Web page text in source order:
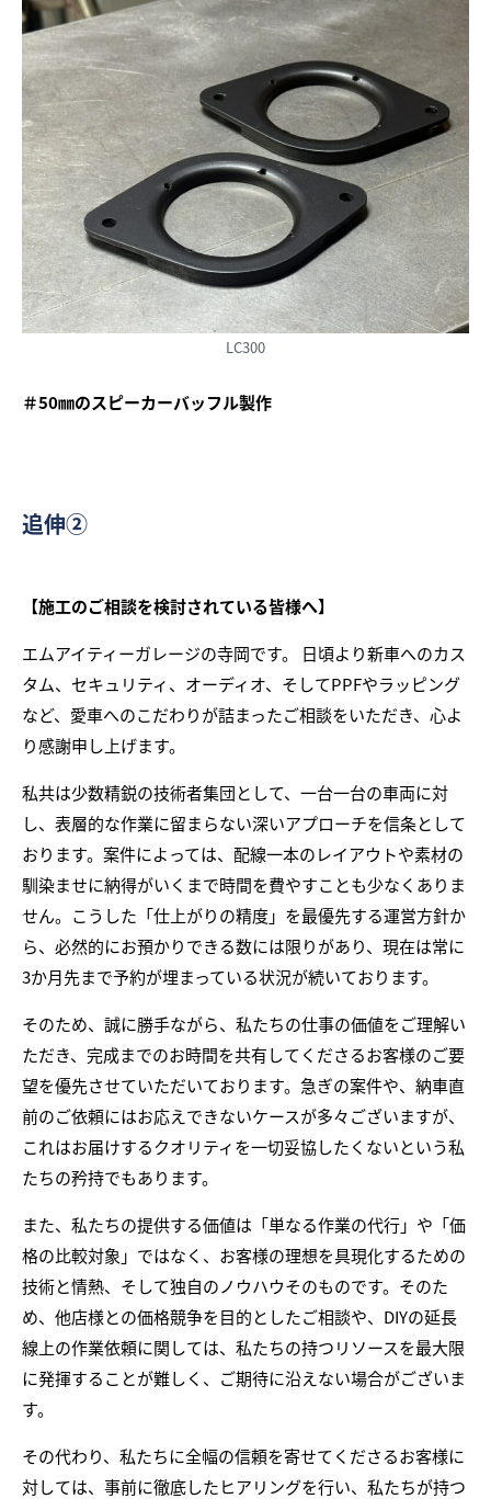
LC300
＃50㎜のスピーカーバッフル製作
追伸②
【施工のご相談を検討されている皆様へ】
エムアイティーガレージの寺岡です。 日頃より新車へのカス
タム、セキュリティ、オーディオ、そしてPPFやラッピング
など、愛車へのこだわりが詰まったご相談をいただき、心よ
り感謝申し上げます。
私共は少数精鋭の技術者集団として、一台一台の車両に対
し、表層的な作業に留まらない深いアプローチを信条として
おります。案件によっては、配線一本のレイアウトや素材の
馴染ませに納得がいくまで時間を費やすことも少なくありま
せん。こうした「仕上がりの精度」を最優先する運営方針か
ら、必然的にお預かりできる数には限りがあり、現在は常に
3か月先まで予約が埋まっている状況が続いております。
そのため、誠に勝手ながら、私たちの仕事の価値をご理解い
ただき、完成までのお時間を共有してくださるお客様のご要
望を優先させていただいております。急ぎの案件や、納車直
前のご依頼にはお応えできないケースが多々ございますが、
これはお届けするクオリティを一切妥協したくないという私
たちの矜持でもあります。
また、私たちの提供する価値は「単なる作業の代行」や「価
格の比較対象」ではなく、お客様の理想を具現化するための
技術と情熱、そして独自のノウハウそのものです。そのた
め、他店様との価格競争を目的としたご相談や、DIYの延長
線上の作業依頼に関しては、私たちの持つリソースを最大限
に発揮することが難しく、ご期待に沿えない場合がございま
す。
その代わり、私たちに全幅の信頼を寄せてくださるお客様に
対しては、事前に徹底したヒアリングを行い、私たちが持つ